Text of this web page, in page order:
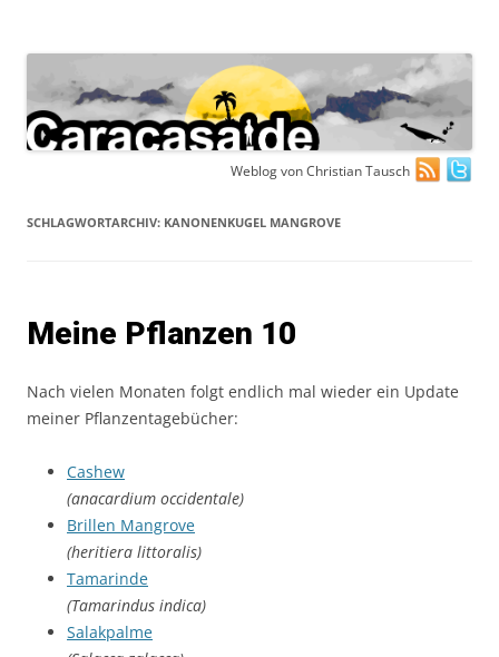
Weblog von Christian Tausch
SCHLAGWORTARCHIV: KANONENKUGEL MANGROVE
Meine Pflanzen 10
Nach vielen Monaten folgt endlich mal wieder ein Update
meiner Pflanzentagebücher:
Cashew
(anacardium occidentale)
Brillen Mangrove
(heritiera littoralis)
Tamarinde
(Tamarindus indica)
Salakpalme